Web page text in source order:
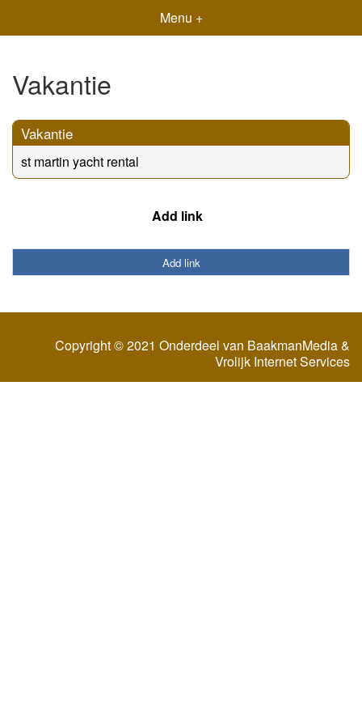
Menu +
Vakantie
Vakantie
st martin yacht rental
Add link
Add link
Copyright © 2021 Onderdeel van BaakmanMedia&
Vrolijk Internet Services